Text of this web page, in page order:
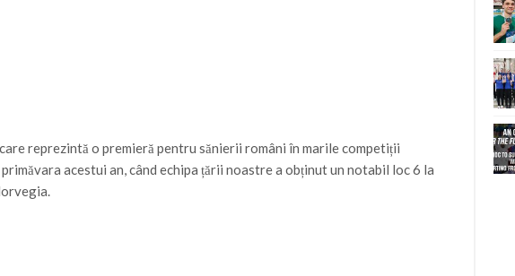
reprezintă o premieră pentru sănierii români în marile competiții
acestui an, când echipa țării noastre a obținut un notabil loc 6 la